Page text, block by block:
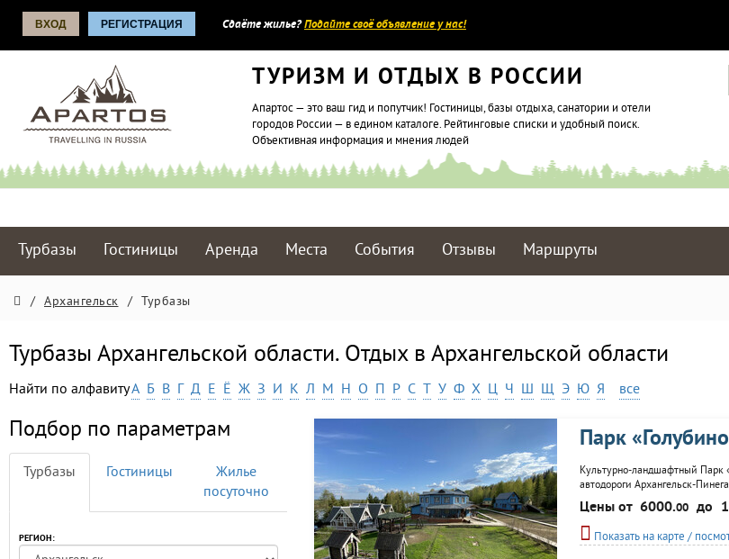
ВХОД РЕГИСТРАЦИЯ Сдаёте жилье?Подайте своё объявление у нас!
ТУРИЗМ И ОТДЫХ В РОССИИ
Апартос — это ваш гид и попутчик! Гостиницы, базы отдыха, санатории и отели
городов России — в едином каталоге. Рейтинговые списки и удобный поиск.
Объективная информация и мнения людей
Турбазы Гостиницы Аренда Места События Отзывы Маршруты
/ Архангельск / Турбазы
Турбазы Архангельской области. Отдых в Архангельской области
Найти по алфавитуА Б В Г Д Е Ё Ж З И К Л М Н О П Р С Т У Ф Х Ц Ч Ш Щ Э Ю Я все
Подбор по параметрам
Турбазы Гостиницы
Жилье
посуточно
РЕГИОН:
Парк
Культурно-ландшафтный Парк
автодороги Архангельск-
государственного
которого расположена...
Цены от 6000.00 до
Показать на карте /